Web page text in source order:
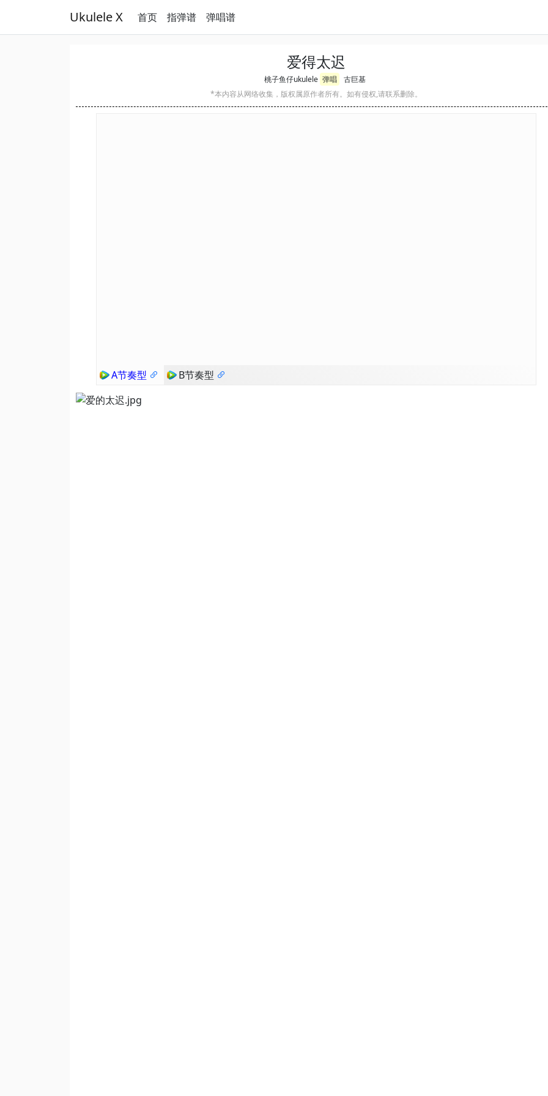
Ukulele X 首页 指弹谱 弹唱谱
爱得太迟
桃子鱼仔ukulele 弹唱
古巨基
*本内容从网络收集，版权属原作者所有。如有侵权,请联系删除。
A节奏型 B节奏型